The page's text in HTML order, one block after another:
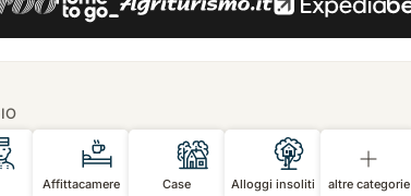
Affittacamere Case Alloggi insoliti altre categorie